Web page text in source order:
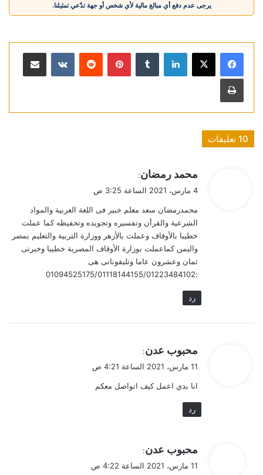
يرجى عدم دفع أي مبالغ مالية لأي شخص أو جهة تدّعي تمثيلنا.
لينكدإن بينتيريست مشاركة عبر البريد
طباعة
‫10 تعليقات
ل
محمد رمضان:
4 مارس، 2021 الساعة 3:25 ص
محمدرمضان سعد معلم خبير فى اللغة العربية والمواد
الشرعية والقرأن وتفسيره وتجويده وتحفيظه كما عملت
خطيبا بالأوقاف وعملت بالأزهر ووزارة التربية والتعليم بمصر
واليمن كماعملت بوزارة الأوقاف المصرية خطيبا وخبرتى
ثمان وعشرون عاما وتليفوناتى هى
:01094525175/01118144155/01223484102
رد
ل
محبوب عدن:
11 مارس، 2021 الساعة 4:21 ص
انا بدي اعمل كيف اتواصل معكم
رد
محبوب عدن:
11 مارس، 2021 الساعة 4:22 ص